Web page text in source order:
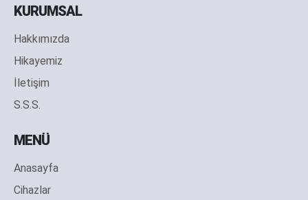
KURUMSAL
Hakkımızda
Hikayemiz
İletişim
S.S.S.
MENÜ
Anasayfa
Cihazlar